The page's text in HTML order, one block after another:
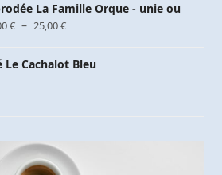
La Famille Orque - unie ou
€ – 25,00€Plage
prix :
Le Cachalot Bleu